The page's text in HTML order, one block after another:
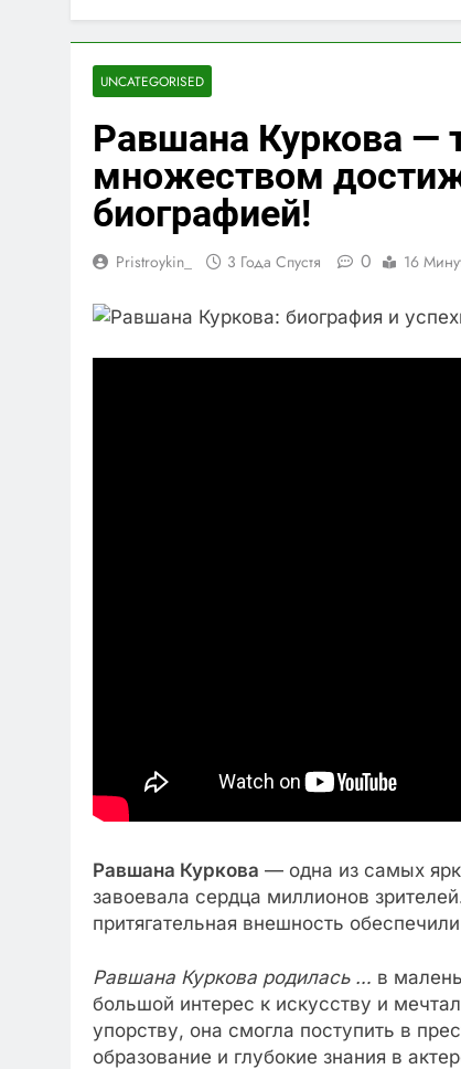
UNCATEGORISED
Равшана Куркова —
множеством
биографией!
Pristroykin_ 3 Года Спустя 0 16
Равшана Куркова — одна из самых
завоевала сердца миллионов
притягательная внешность
Равшана Куркова родилась … в
большой интерес к искусству и
упорству, она смогла поступить в
образование и глубокие знания в